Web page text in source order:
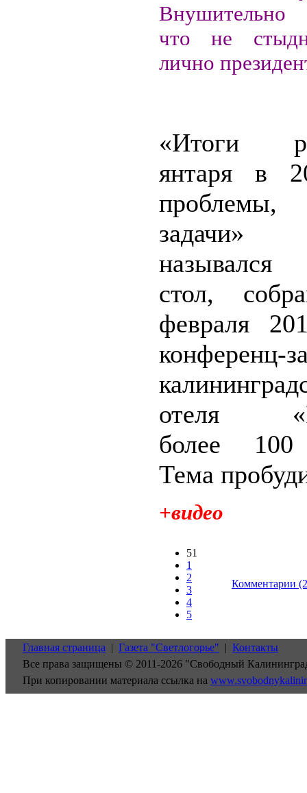
Внушительно
что не
лично
«Итоги
янтаря в
проблемы,
стол,
февраля
конференц-
отеля
более 100
Тема
+видео
51
1
2
3
4
5
Комментарии
Главная страница | Газета "Светлогорье" | Контакты
Все права защищены © 2011-2026 "Свободный
При копировании материала ссылка на